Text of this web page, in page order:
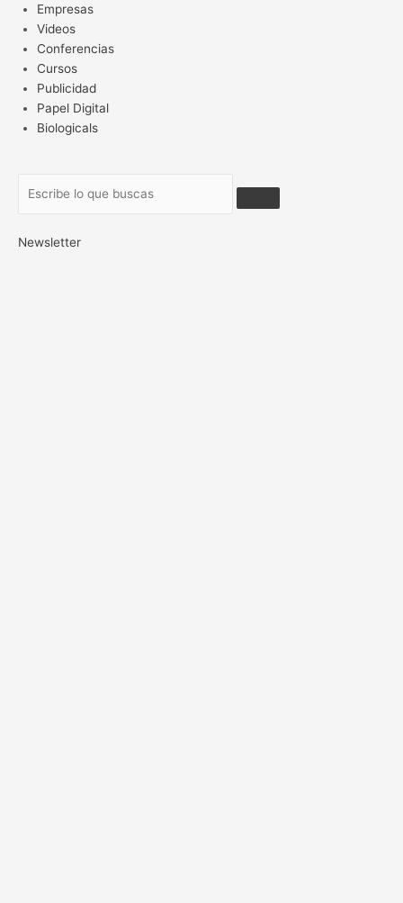
Empresas
Videos
Conferencias
Cursos
Publicidad
Papel Digital
Biologicals
Newsletter